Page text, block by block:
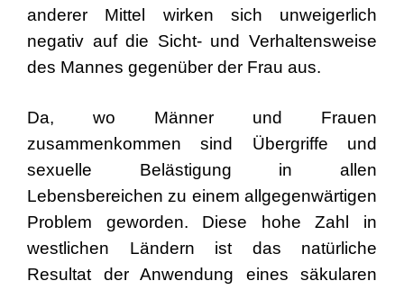
anderer Mittel wirken sich unweigerlich
negativ auf die Sicht- und Verhaltensweise
des Mannes gegenüber der Frau aus.
Da, wo Männer und Frauen
zusammenkommen sind Übergriffe und
sexuelle Belästigung in allen
Lebensbereichen zu einem allgegenwärtigen
Problem geworden. Diese hohe Zahl in
westlichen Ländern ist das natürliche
Resultat der Anwendung eines säkularen